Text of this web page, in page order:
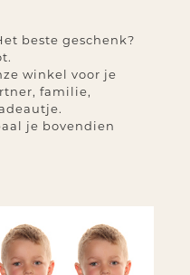
beste geschenk?
winkel voor je
familie,
je bovendien